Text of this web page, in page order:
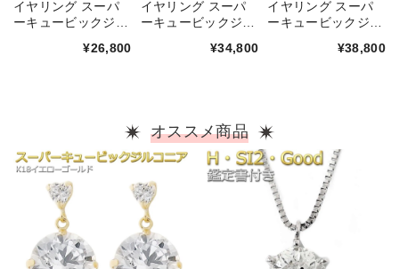
イヤリング スーパ
ーキュービックジル
ーゴールド ハート
¥26,800
イヤリング スーパ
ーキュービックジル
ーゴールド ハート
ル 左右セット
¥34,800
イヤリング スーパ
ーキュービックジル
ーゴールド ハート
ル 左右セット
¥38,800
オススメ商品